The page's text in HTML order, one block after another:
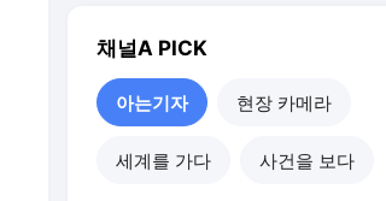
채널A PICK
아는기자 현장 카메라
세계를 가다 사건을 보다